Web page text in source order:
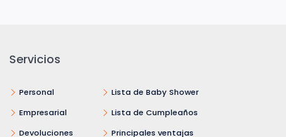
Servicios
Personal
Empresarial
Devoluciones
Lista de Baby Shower
Lista de Cumpleaños
Principales ventajas